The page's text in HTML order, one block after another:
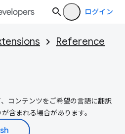
ログイン
Reference
コンテンツをご希望の言語に翻訳
含まれる場合があります。